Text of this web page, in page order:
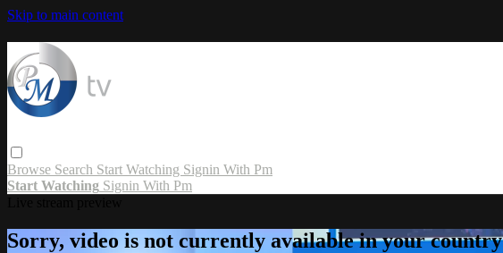
Skip to main content
Browse Search Start Watching Signin With Pm
Start Watching Signin With Pm
Sorry, video is not currently available in your country